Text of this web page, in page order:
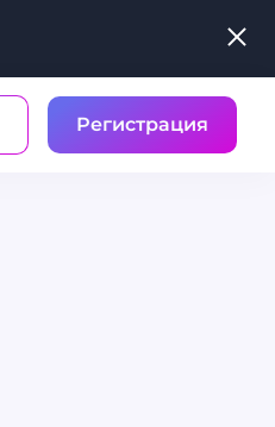
Регистрация